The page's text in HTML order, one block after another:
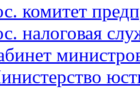
комитет
налоговая